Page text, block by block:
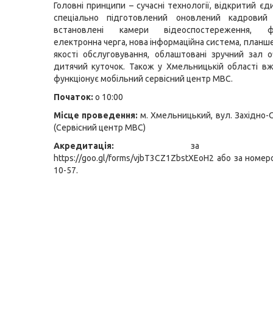
Головні принципи – сучасні технології, відкритий
спеціально підготовлений оновлений
встановлені камери відеоспостереження,
електронна черга, нова інформаційна система,
якості обслуговування, облаштовані зручний зал
дитячий куточок. Також у Хмельницькій області
функціонує мобільний сервісний центр МВС.
Початок: о 10:00
Місце проведення:м. Хмельницький, вул.
(Сервісний центр МВС)
Акредитація: за
https://goo.gl/forms/vjbT3CZ1ZbstXEoH2 або за
10-57.